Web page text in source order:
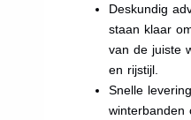
Deskundig
staan klaar
van de juiste
en rijstijl.
Snelle
winterbanden